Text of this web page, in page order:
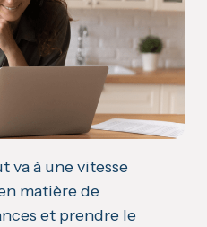
va à une vitesse
matière de
et prendre le